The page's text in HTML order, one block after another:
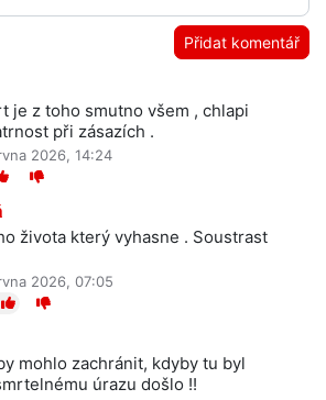
Přidat komentář
je z toho smutno všem , chlapi
při zásazích .
2026, 14:24
života který vyhasne . Soustrast
2026, 07:05
mohlo zachránit, kdyby tu byl
úrazu došlo !!